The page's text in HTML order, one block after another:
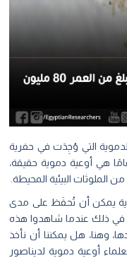
التي وُجِدَت في حفرية
من العمر 80 مليون عامًا هي أوعية دموية حقيقة،
البيئية المحيطة.
يمكن أن تُحفَظ على مدى
في ذلك عندما شاهدوا هذه
وهنا، هل يمكننا أن نأخذ
أوعية دموية لديناصور